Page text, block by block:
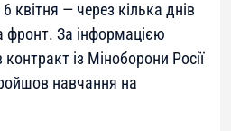
квітня — через кілька днів
фронт. За інформацією
контракт із Міноборони Росії
навчання на